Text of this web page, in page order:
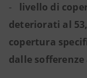
- livello di
deteriorati al
copertura
dalle sofferenze